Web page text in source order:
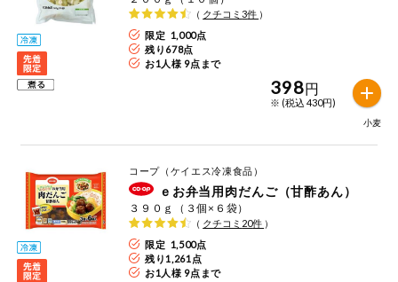
（ クチコミ3件 ）
限定 1,000点
残り 678点
お1人様 9点まで
398円
※ (税込 430円)
小麦
コープ（ケイエス冷凍食品）
ｅお弁当用肉だんご（甘酢あん）
３９０ｇ（３個×６袋）
（ クチコミ 20件 ）
限定 1,500点
残り1,261 点
お1人様 9点まで